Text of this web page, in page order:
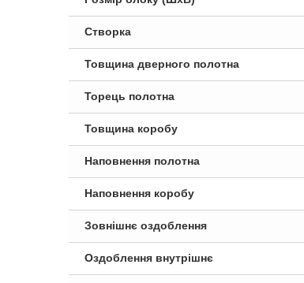
Створка
Товщина дверного полотна
Торець полотна
Товщина коробу
Наповнення полотна
Наповнення коробу
Зовнішнє оздоблення
Оздоблення внутрішнє